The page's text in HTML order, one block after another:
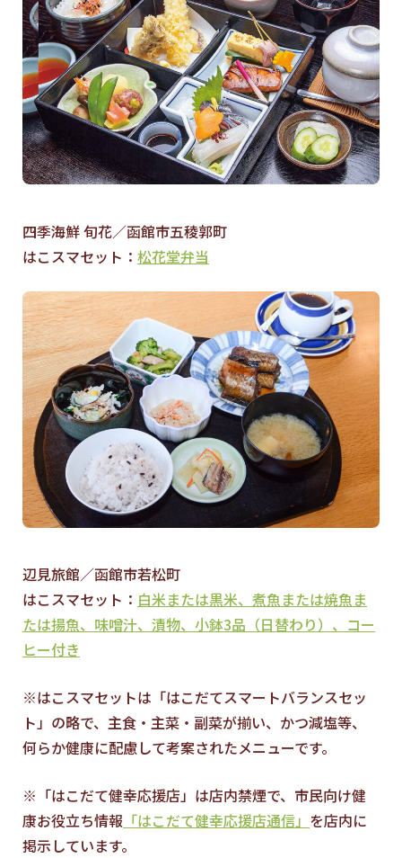
四季海鮮 旬花／函館市五稜郭町
はこスマセット： 松花堂弁当
辺見旅館／函館市若松町
はこスマセット： 白米または黒米、煮魚または焼魚ま
たは揚魚、味噌汁、漬物、小鉢3品（日替わり）、コー
ヒー付き
※はこスマセットは「はこだてスマートバランスセッ
ト」の略で、主食・主菜・副菜が揃い、かつ減塩等、
何らか健康に配慮して考案されたメニューです。
※「はこだて健幸応援店」は店内禁煙で、市民向け健
康お役立ち情報 「はこだて健幸応援店通信」 を店内に
掲示しています。